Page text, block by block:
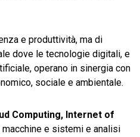
e produttività, ma di
dove le tecnologie digitali, e
operano in sinergia con
sociale e ambientale.
Computing, Internet of
macchine e sistemi e analisi